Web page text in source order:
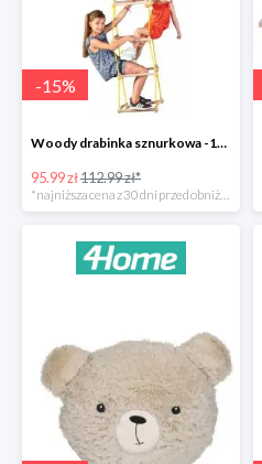
-15%
Woody drabinka sznurkowa -15%
95.99 zł112.99 zł*